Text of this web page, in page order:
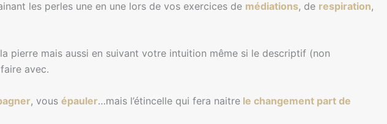
les perles une en une lors de vos exercices de médiations, de respiration,
pierre mais aussi en suivant votre intuition même si le descriptif (non
avec.
, vous épauler…mais l’étincelle qui fera naitre le changement part de